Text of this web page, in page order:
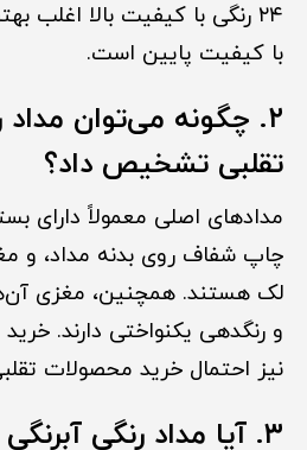
۲۴ رنگی با کیفیت بالا اغلب
با کیفیت پایین است.
۲. چگونه می‌توان مداد
تقلبی تشخیص داد؟
مدادهای اصلی معمولاً دارای
چاپ شفاف روی بدنه مداد، و
لک هستند. همچنین، مغزی
و رنگدهی یکنواختی دارند.
نیز احتمال خرید محصولات
۳. آیا مداد رنگی